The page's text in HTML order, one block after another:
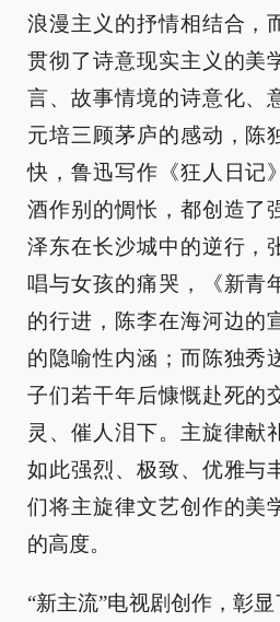
浪漫主义的抒情相结合，
贯彻了诗意现实主义的美
言、故事情境的诗意化、
元培三顾茅庐的感动，陈
快，鲁迅写作《狂人日记
酒作别的惆怅，都创造了
泽东在长沙城中的逆行，
唱与女孩的痛哭，《新青
的行进，陈李在海河边的
的隐喻性内涵；而陈独秀
子们若干年后慷慨赴死的
灵、催人泪下。主旋律献
如此强烈、极致、优雅与
们将主旋律文艺创作的美
的高度。
“新主流”电视剧创作，彰